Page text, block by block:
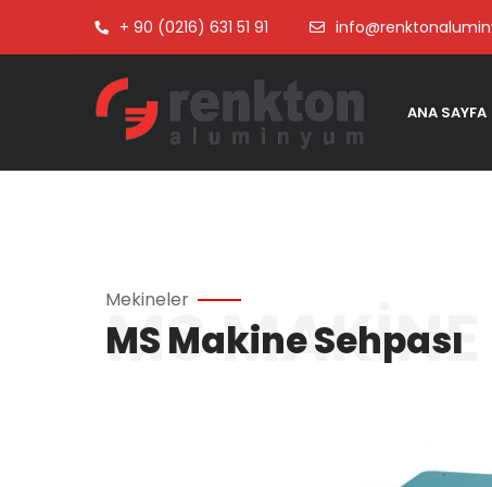
+ 90 (0216) 631 51 91
ANA SAYFA
MS MAKINE
Mekineler
MS Makine Sehpası